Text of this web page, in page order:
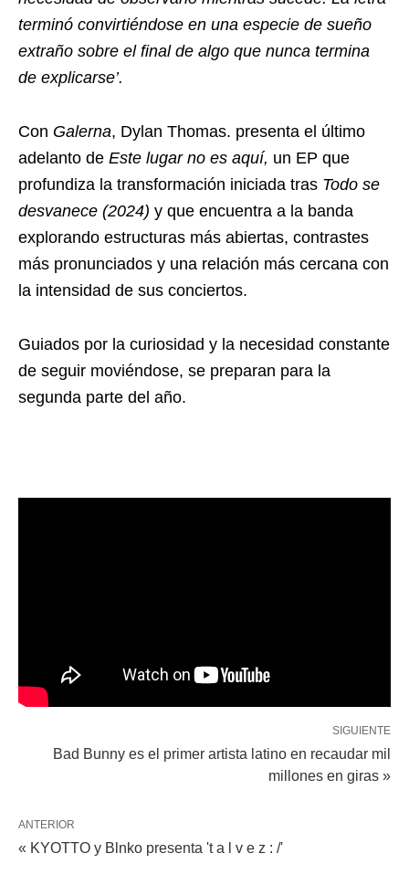
terminó convirtiéndose en una especie de sueño
extraño sobre el final de algo que nunca termina
de explicarse’.
Con Galerna, Dylan Thomas. presenta el último
adelanto de Este lugar no es aquí, un EP que
profundiza la transformación iniciada tras Todo se
desvanece (2024) y que encuentra a la banda
explorando estructuras más abiertas, contrastes
más pronunciados y una relación más cercana con
la intensidad de sus conciertos.
Guiados por la curiosidad y la necesidad constante
de seguir moviéndose, se preparan para la
segunda parte del año.
SIGUIENTE
Bad Bunny es el primer artista latino en recaudar mil
millones en giras »
ANTERIOR
« KYOTTO y Blnko presenta 't a l v e z : /'